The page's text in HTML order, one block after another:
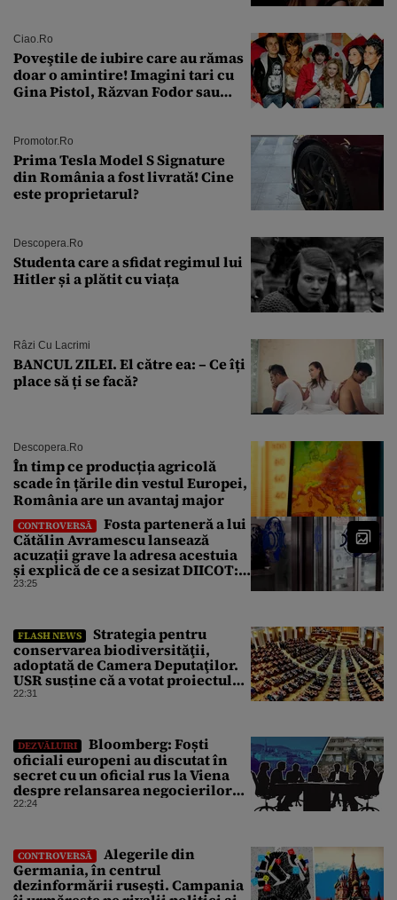
Ciao.ro
Poveştile de iubire care au rămas
doar o amintire! Imagini tari cu
Gina Pistol, Răzvan Fodor sau
Promotor.ro
Prima Tesla Model S Signature
din România a fost livrată! Cine
este proprietarul?
Descopera.ro
Studenta care a sfidat regimul lui
Hitler și a plătit cu viața
Râzi Cu Lacrimi
BANCUL ZILEI. El către ea: – Ce îți
place să ți se facă?
Descopera.ro
În timp ce producția agricolă
scade în țările din vestul Europei,
România are un avantaj major
CONTROVERSĂ
Fosta parteneră a lui
Cătălin Avramescu lansează
acuzații grave la adresa acestuia
și explică de ce a sesizat DIICOT:
„Făcea baie complet dezbrăcat cu
23:25
FLASH NEWS
Strategia pentru
conservarea biodiversităţii,
adoptată de Camera Deputaţilor.
USR susține că a votat proiectul
cu amendamentele PSD pentru a
22:31
DEZVĂLUIRI
Bloomberg: Foști
oficiali europeni au discutat în
secret cu un oficial rus la Viena
despre relansarea negocierilor
de pace dintre Ucraina și Rusia
22:24
CONTROVERSĂ
Alegerile din
Germania, în centrul
dezinformării rusești. Campania